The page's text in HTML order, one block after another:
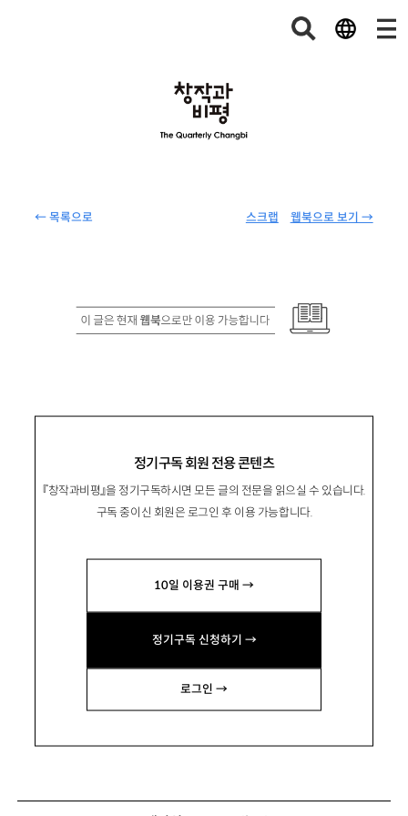
← 목록으로 웹북으로 보기 →
스크랩
정기구독 회원 전용 콘텐츠
『창작과비평』을 정기구독하시면 모든 글의 전문을 읽으실 수 있습니다.
구독 중이신 회원은 로그인 후 이용 가능합니다.
10일 이용권 구매 →
정기구독 신청하기 →
로그인 →